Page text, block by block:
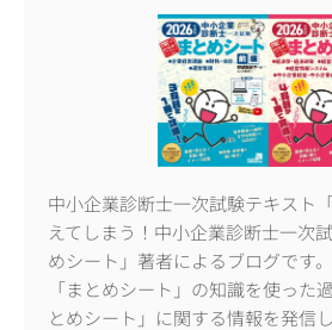
中小企業診断士一次試験テキスト
えてしまう！中小企業診断士一次
めシート」著者によるブログです。
「まとめシート」の知識を使った
とめシート」に関する情報を発信